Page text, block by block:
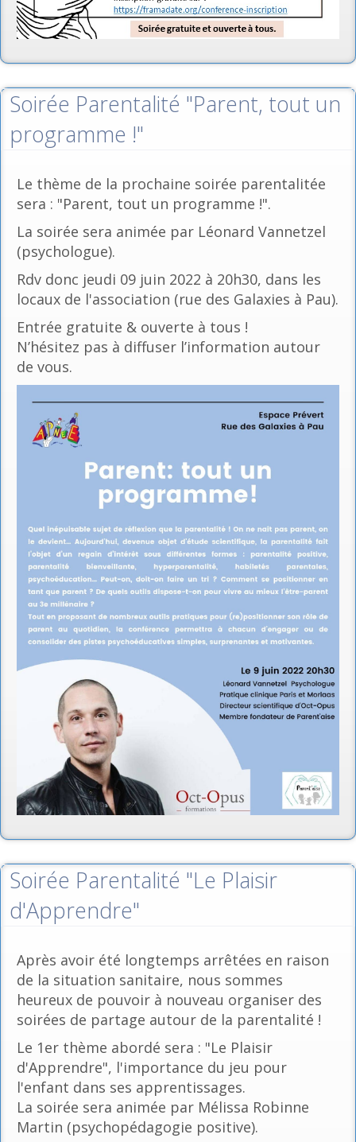
Soirée Parentalité "Parent, tout un
programme !"
Le thème de la prochaine soirée parentalitée
sera : "Parent, tout un programme !".
La soirée sera animée par Léonard Vannetzel
(psychologue).
Rdv donc jeudi 09 juin 2022 à 20h30, dans les
locaux de l'association (rue des Galaxies à Pau).
Entrée gratuite & ouverte à tous !
N’hésitez pas à diffuser l’information autour
de vous.
Soirée Parentalité "Le Plaisir
d'Apprendre"
Après avoir été longtemps arrêtées en raison
de la situation sanitaire, nous sommes
heureux de pouvoir à nouveau organiser des
soirées de partage autour de la parentalité !
Le 1er thème abordé sera : "Le Plaisir
d'Apprendre", l'importance du jeu pour
l'enfant dans ses apprentissages.
La soirée sera animée par Mélissa Robinne
Martin (psychopédagogie positive).